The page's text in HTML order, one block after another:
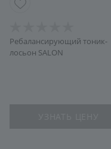
Ребалансирующий тоник-
лосьон SALON